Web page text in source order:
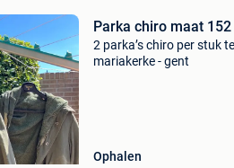
Parka chiro maat 152
2 parka’s chiro per stuk
mariakerke - gent
Ophalen